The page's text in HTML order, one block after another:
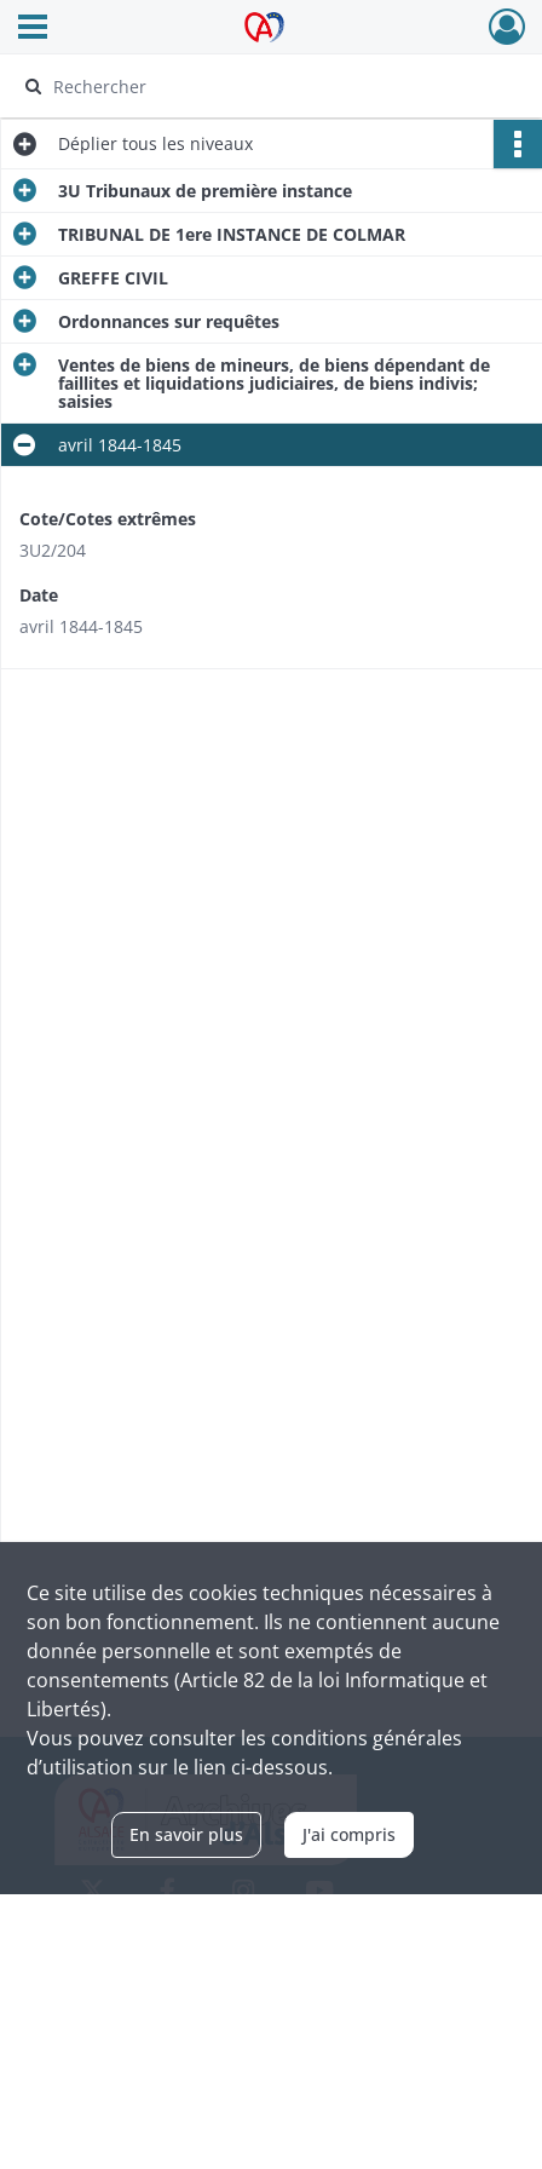
Archives Alsace - Colmar
Ouvrir le menu déroulant
Déplier tous les niveaux
3U Tribunaux de première instance
TRIBUNAL DE 1ere INSTANCE DE COLMAR
GREFFE CIVIL
Ordonnances sur requêtes
Ventes de biens de mineurs, de biens dépendant de
faillites et liquidations judiciaires, de biens indivis;
saisies
avril 1844-1845
Cote/Cotes extrêmes
3U2/204
Date
avril 1844-1845
Ce site utilise des cookies techniques nécessaires à
son bon fonctionnement. Ils ne contiennent aucune
donnée personnelle et sont exemptés de
consentements (Article 82 de la loi Informatique et
Libertés).
Vous pouvez consulter les conditions générales
d’utilisation sur le lien ci-dessous.
En savoir plus J'ai compris